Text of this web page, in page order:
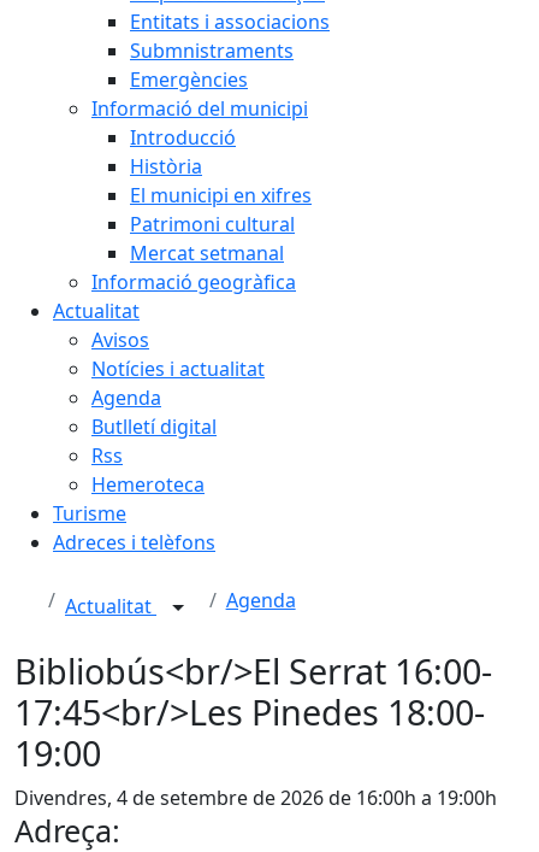
Entitats i associacions
Submnistraments
Emergències
Informació del municipi
Introducció
Història
El municipi en xifres
Patrimoni cultural
Mercat setmanal
Informació geogràfica
Actualitat
Avisos
Notícies i actualitat
Agenda
Butlletí digital
Rss
Hemeroteca
Turisme
Adreces i telèfons
Actualitat Agenda
Bibliobús<br/>El Serrat 16:00-
17:45<br/>Les Pinedes 18:00-
19:00
Divendres, 4 de setembre de 2026 de 16:00h a 19:00h
Adreça: